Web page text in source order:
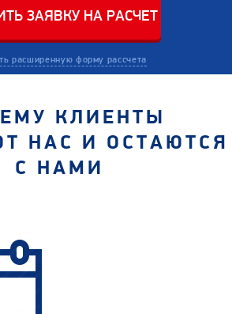
расширенную форму рассчета
КЛИЕНТЫ
НАС И ОСТАЮТСЯ
С НАМИ